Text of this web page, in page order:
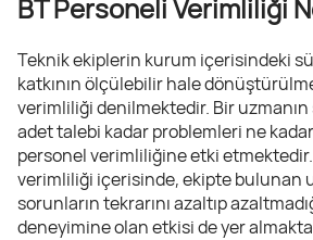
BT Personeli Verimliliği
Teknik ekiplerin kurum içerisindeki
katkının ölçülebilir hale
verimliliği denilmektedir. Bir uzmanın
adet talebi kadar problemleri ne kadar
personel verimliliğine etki
verimliliği içerisinde, ekipte bulunan
sorunların tekrarını azaltıp
deneyimine olan etkisi de yer